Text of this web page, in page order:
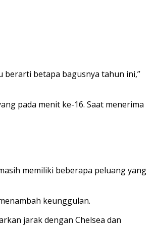
berarti betapa bagusnya tahun ini,”
pada menit ke-16. Saat menerima
memiliki beberapa peluang yang
keunggulan.
jarak dengan Chelsea dan